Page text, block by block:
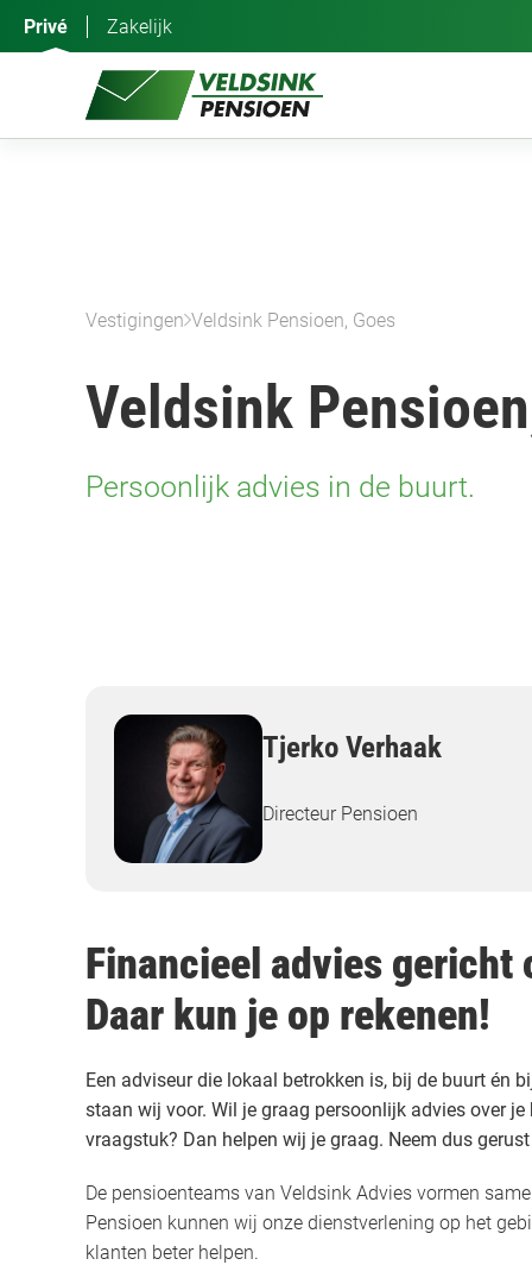
Privé Zakelijk
Vestigingen Veldsink Pensioen, Goes
Veldsink
Persoonlijk advies in de buurt.
Tjerko Verhaak
Directeur Pensioen
Financieel advies
Daar kun je op rekenen!
Een adviseur die lokaal betrokken is, bij de buurt én
staan wij voor. Wil je graag persoonlijk advies over
vraagstuk? Dan helpen wij je graag. Neem dus
De pensioenteams van Veldsink Advies vormen
Pensioen kunnen wij onze dienstverlening op het
klanten beter helpen.